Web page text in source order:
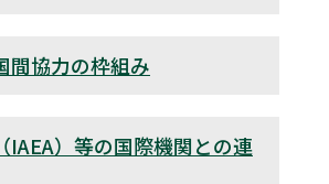
間協力の枠組み
IAEA）等の国際機関との連